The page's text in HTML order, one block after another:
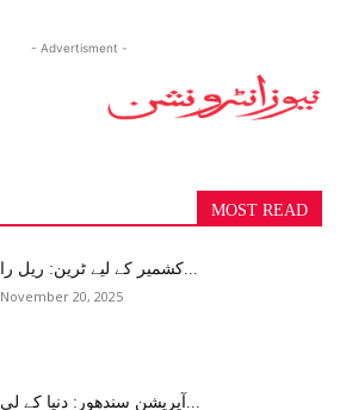
- Advertisment -
MOST READ
کشمیر کے لیے ٹرین: ریل را...
November 20, 2025